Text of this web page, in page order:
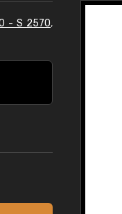
- S 2570,